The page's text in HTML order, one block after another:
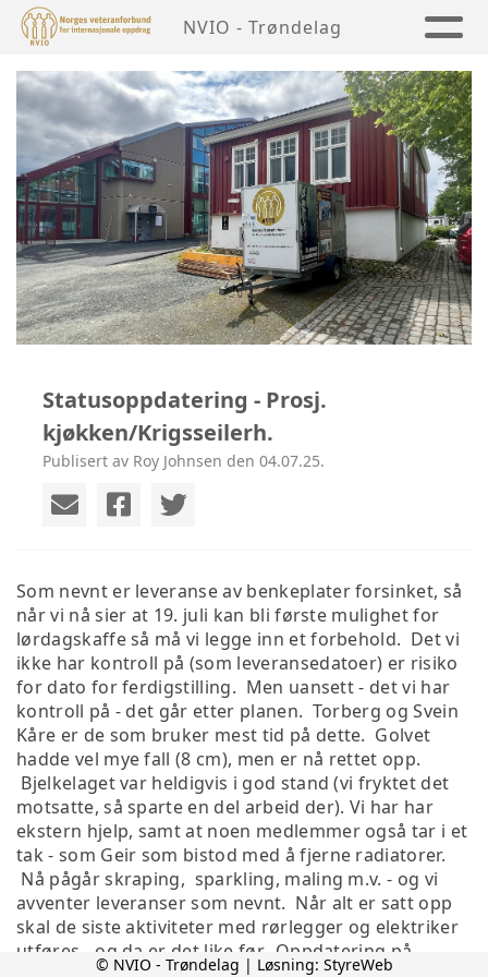
NVIO - Trøndelag
Statusoppdatering - Prosj.
kjøkken/Krigsseilerh.
Publisert av Roy Johnsen den 04.07.25.
Som nevnt er leveranse av benkeplater forsinket, så
når vi nå sier at 19. juli kan bli første mulighet for
lørdagskaffe så må vi legge inn et forbehold. Det vi
ikke har kontroll på (som leveransedatoer) er risiko
for dato for ferdigstilling. Men uansett - det vi har
kontroll på - det går etter planen. Torberg og Svein
Kåre er de som bruker mest tid på dette. Golvet
hadde vel mye fall (8 cm), men er nå rettet opp.
Bjelkelaget var heldigvis i god stand (vi fryktet det
motsatte, så sparte en del arbeid der). Vi har har
ekstern hjelp, samt at noen medlemmer også tar i et
tak - som Geir som bistod med å fjerne radiatorer.
Nå pågår skraping, sparkling, maling m.v. - og vi
avventer leveranser som nevnt. Når alt er satt opp
skal de siste aktiviteter med rørlegger og elektriker
utføres - og da er det like før. Oppdatering på
© NVIO - Trøndelag | Løsning: StyreWeb